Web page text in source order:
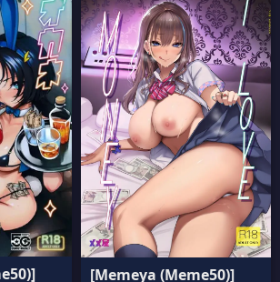
[Memeya (Meme50)]